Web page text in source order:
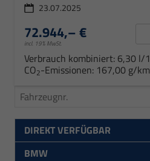
23.07.2025
72.944,– €
incl. 19% MwSt.
Verbrauch kombiniert: 6,30 l/
CO2-Emissionen: 167,00 g/km
Fahrzeugnr.
DIREKT VERFÜGBAR
BMW